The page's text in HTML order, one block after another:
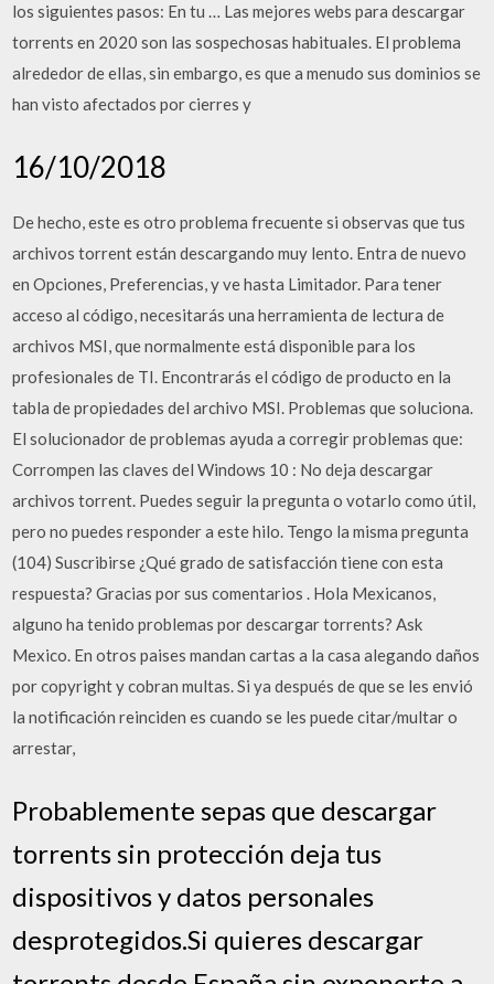
los siguientes pasos: En tu … Las mejores webs para descargar
torrents en 2020 son las sospechosas habituales. El problema
alrededor de ellas, sin embargo, es que a menudo sus dominios se
han visto afectados por cierres y
16/10/2018
De hecho, este es otro problema frecuente si observas que tus
archivos torrent están descargando muy lento. Entra de nuevo
en Opciones, Preferencias, y ve hasta Limitador. Para tener
acceso al código, necesitarás una herramienta de lectura de
archivos MSI, que normalmente está disponible para los
profesionales de TI. Encontrarás el código de producto en la
tabla de propiedades del archivo MSI. Problemas que soluciona.
El solucionador de problemas ayuda a corregir problemas que:
Corrompen las claves del Windows 10 : No deja descargar
archivos torrent. Puedes seguir la pregunta o votarlo como útil,
pero no puedes responder a este hilo. Tengo la misma pregunta
(104) Suscribirse ¿Qué grado de satisfacción tiene con esta
respuesta? Gracias por sus comentarios . Hola Mexicanos,
alguno ha tenido problemas por descargar torrents? Ask
Mexico. En otros paises mandan cartas a la casa alegando daños
por copyright y cobran multas. Si ya después de que se les envió
la notificación reinciden es cuando se les puede citar/multar o
arrestar,
Probablemente sepas que descargar
torrents sin protección deja tus
dispositivos y datos personales
desprotegidos.Si quieres descargar